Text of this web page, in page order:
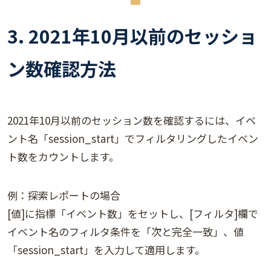
3. 2021年10月以前のセッショ
ン数確認方法
2021年10月以前のセッション数を確認するには、イベ
ント名「session_start」でフィルタリングしたイベン
ト数をカウントします。
例：探索レポートの場合
[値]に指標「イベント数」をセットし、[フィルタ]欄で
イベント名のフィルタ条件を「次と完全一致」、値
「session_start」を入力して適用します。